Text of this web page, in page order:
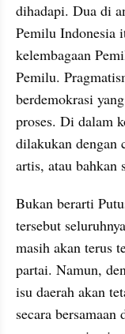
dihadapi. Dua di
Pemilu Indonesia
kelembagaan
Pemilu.
berdemokrasi
proses. Di dalam
dilakukan dengan
artis, atau bahkan
Bukan berarti
tersebut
masih akan terus
partai. Namun,
isu daerah akan
secara